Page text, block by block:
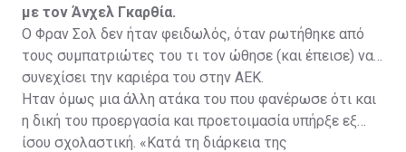
με τον Άνχελ Γκαρθία.
Ο Φραν Σολ δεν ήταν φειδωλός, όταν ρωτήθηκε από
τους συμπατριώτες του τι τον ώθησε (και έπεισε) να
συνεχίσει την καριέρα του στην ΑΕΚ.
Ήταν όμως μια άλλη ατάκα του που φανέρωσε ότι και
η δική του προεργασία και προετοιμασία υπήρξε εξ
ίσου σχολαστική. «Κατά τη διάρκεια της